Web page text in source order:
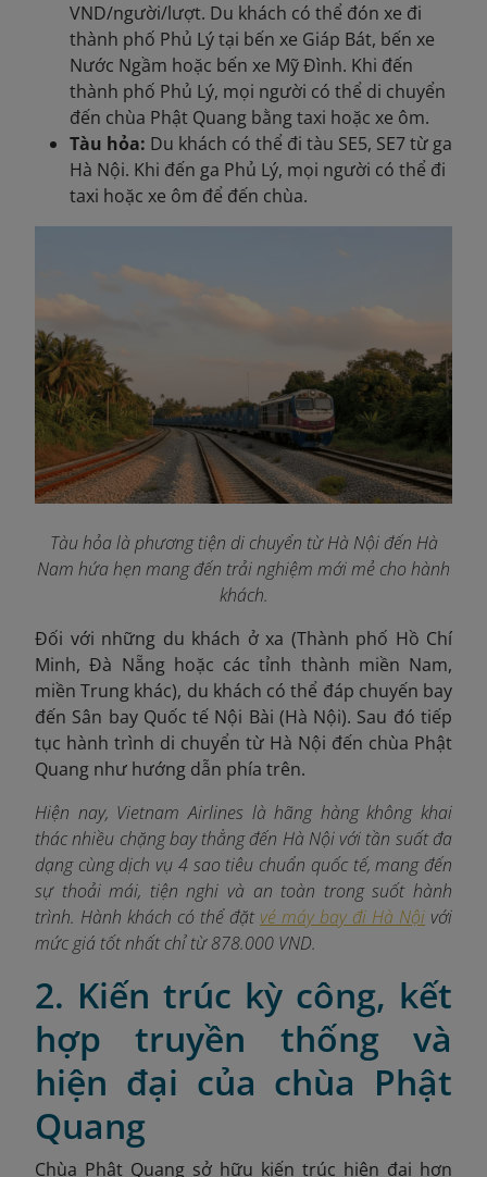
VND/người/lượt. Du khách có thể đón xe đi
thành phố Phủ Lý tại bến xe Giáp Bát, bến xe
Nước Ngầm hoặc bến xe Mỹ Đình. Khi đến
thành phố Phủ Lý, mọi người có thể di chuyển
đến chùa Phật Quang bằng taxi hoặc xe ôm.
Tàu hỏa: Du khách có thể đi tàu SE5, SE7 từ ga
Hà Nội. Khi đến ga Phủ Lý, mọi người có thể đi
taxi hoặc xe ôm để đến chùa.
Tàu hỏa là phương tiện di chuyển từ Hà Nội đến Hà
Nam hứa hẹn mang đến trải nghiệm mới mẻ cho hành
khách.
Đối với những du khách ở xa (Thành phố Hồ Chí
Minh, Đà Nẵng hoặc các tỉnh thành miền Nam,
miền Trung khác), du khách có thể đáp chuyến bay
đến Sân bay Quốc tế Nội Bài (Hà Nội). Sau đó tiếp
tục hành trình di chuyển từ Hà Nội đến chùa Phật
Quang như hướng dẫn phía trên.
Hiện nay, Vietnam Airlines là hãng hàng không khai
thác nhiều chặng bay thẳng đến Hà Nội với tần suất đa
dạng cùng dịch vụ 4 sao tiêu chuẩn quốc tế, mang đến
sự thoải mái, tiện nghi và an toàn trong suốt hành
trình. Hành khách có thể đặt vé máy bay đi Hà Nội với
mức giá tốt nhất chỉ từ 878.000 VND.
2. Kiến trúc kỳ công, kết
hợp truyền thống và
hiện đại của chùa Phật
Quang
Chùa Phật Quang sở hữu kiến trúc hiện đại hơn